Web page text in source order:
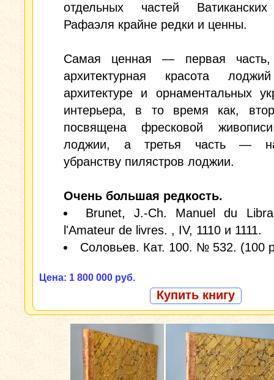
отдельных частей
Рафаэля крайне редки и ценны.
Самая ценная — первая
архитектурная красота
архитектуре и орнаментальных
интерьера, в то время как,
посвящена фресковой
лоджии, а третья часть —
убранству пилястров лоджии.
Очень большая редкость.
Brunet, J.-Ch. Manuel du
l'Amateur de livres. , IV, 1110 и 1111.
Соловьев. Кат. 100. № 532. (100
Цена: 1 800 000 руб.
Купить книгу